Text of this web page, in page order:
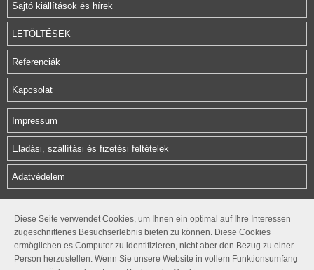
Diese Seite verwendet Cookies, um Ihnen ein optimal auf Ihre Interessen
zugeschnittenes Besuchserlebnis bieten zu können. Diese Cookies
ermöglichen es Computer zu identifizieren, nicht aber den Bezug zu einer
Person herzustellen. Wenn Sie unsere Website in vollem Funktionsumfang
Sajtó kiállítások és hírek
LETÖLTÉSEK
Referenciák
Kapcsolat
Impressum
Eladási, szállítási és fizetési feltételek
Adatvédelem
Rétifarkas u. 10.
1172 Budapest
office@herzarmatura.hu